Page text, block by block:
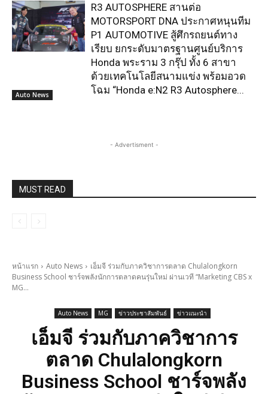
Auto News
R3 AUTOSPHERE สานต่อ
MOTORSPORT DNA ประกาศหนุนทีม
P1 AUTOMOTIVE สู้ศึกรถยนต์ทาง
เรียบ ยกระดับมาตรฐานศูนย์บริการ
Honda พระราม 3 กรุ๊ป ทั้ง 6 สาขา
ด้วยเทคโนโลยีสนามแข่ง พร้อมอวด
โฉม “Honda e:N2 R3 Autosphere...
- Advertisment -
MUST READ